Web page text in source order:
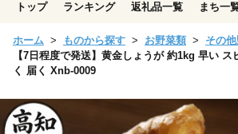
トップ ランキング 返礼品一覧 まち一
ホーム ものから探す お野菜類
その
【7日程度で発送】黄金しょうが 約1kg 早い
く 届く Xnb-0009